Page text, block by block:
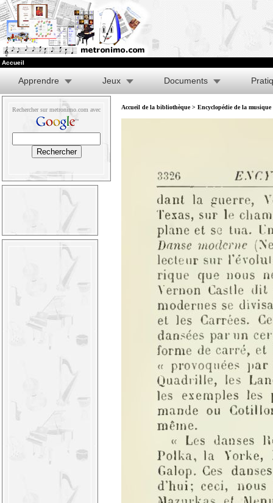
Accueil
Apprendre Jeux Documents
Rechercher sur metronimo.com avec Accueil de la bibliothèque> Encyclopédie de la